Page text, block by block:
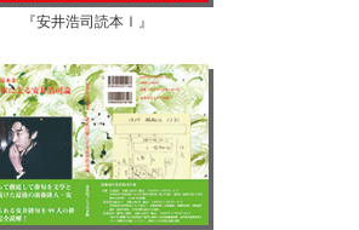
『安井浩司読本Ⅰ』